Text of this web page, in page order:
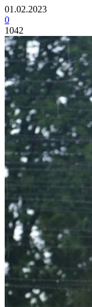
01.02.2023
0
1042